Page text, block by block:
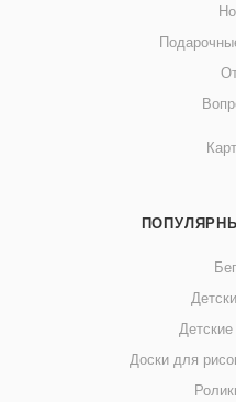
Доски для